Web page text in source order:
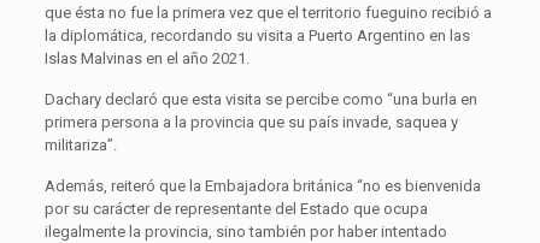
que ésta no fue la primera vez que el territorio fueguino recibió a
la diplomática, recordando su visita a Puerto Argentino en las
Islas Malvinas en el año 2021.
Dachary declaró que esta visita se percibe como “una burla en
primera persona a la provincia que su país invade, saquea y
militariza”.
Además, reiteró que la Embajadora británica “no es bienvenida
por su carácter de representante del Estado que ocupa
ilegalmente la provincia, sino también por haber intentado